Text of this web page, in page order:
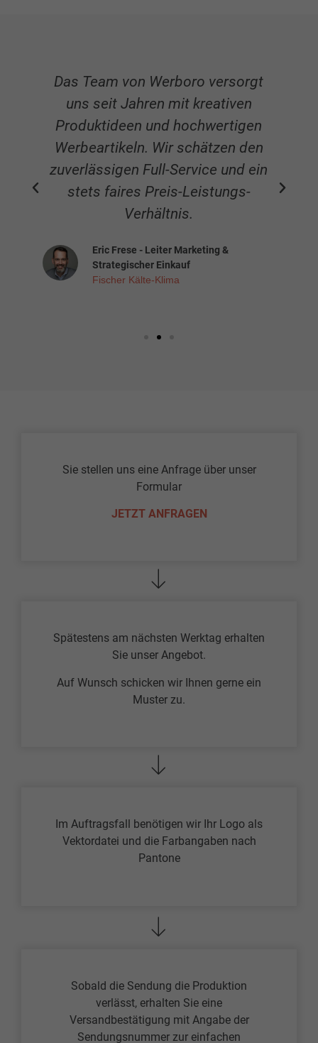
Das Team von Werboro versorgt
uns seit Jahren mit kreativen
Produktideen und hochwertigen
Werbeartikeln. Wir schätzen den
zuverlässigen Full-Service und ein
stets faires Preis-Leistungs-
Verhältnis.
Eric Frese - Leiter Marketing &
Strategischer Einkauf
Fischer Kälte-Klima
Sie stellen uns eine Anfrage über unser
Formular
JETZT ANFRAGEN
Spätestens am nächsten Werktag erhalten
Sie unser Angebot.
Auf Wunsch schicken wir Ihnen gerne ein
Muster zu.
Im Auftragsfall benötigen wir Ihr Logo als
Vektordatei und die Farbangaben nach
Pantone
Sobald die Sendung die Produktion
verlässt, erhalten Sie eine
Versandbestätigung mit Angabe der
Sendungsnummer zur einfachen